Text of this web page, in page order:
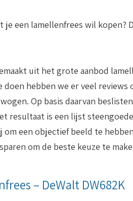
je een lamellenfrees wil kopen?
uit het grote aanbod
hebben we er veel reviews
Op basis daarvan
resultaat is een lijst
een objectief beeld te
om de beste keuze te
– DeWalt DW682K